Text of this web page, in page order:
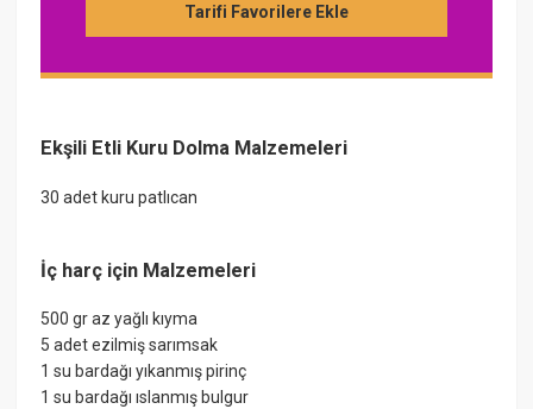
Tarifi Favorilere Ekle
Ekşili Etli Kuru Dolma Malzemeleri
30 adet kuru patlıcan
İç harç için Malzemeleri
500 gr az yağlı kıyma
5 adet ezilmiş sarımsak
1 su bardağı yıkanmış pirinç
1 su bardağı ıslanmış bulgur